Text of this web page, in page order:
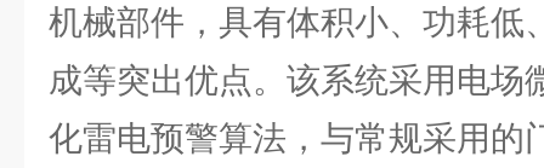
机械部件，具有体积小、功耗低
成等突出优点。该系统采用电场
化雷电预警算法，与常规采用的